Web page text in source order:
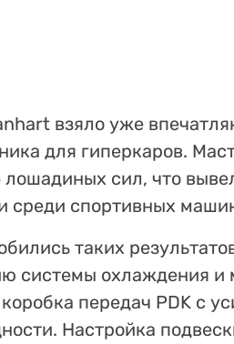
взяло уже
для гиперкаров.
сил, что
среди спортивных
таких
системы охлаждения и
передач PDK с
Настройка